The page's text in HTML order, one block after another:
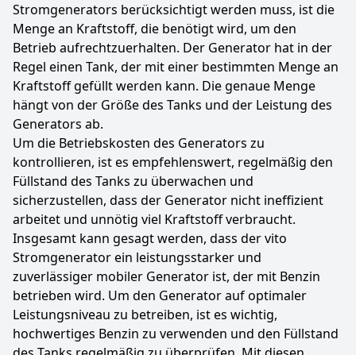
Stromgenerators berücksichtigt werden muss, ist die
Menge an Kraftstoff, die benötigt wird, um den
Betrieb aufrechtzuerhalten. Der Generator hat in der
Regel einen Tank, der mit einer bestimmten Menge an
Kraftstoff gefüllt werden kann. Die genaue Menge
hängt von der Größe des Tanks und der Leistung des
Generators ab.
Um die Betriebskosten des Generators zu
kontrollieren, ist es empfehlenswert, regelmäßig den
Füllstand des Tanks zu überwachen und
sicherzustellen, dass der Generator nicht ineffizient
arbeitet und unnötig viel Kraftstoff verbraucht.
Insgesamt kann gesagt werden, dass der vito
Stromgenerator ein leistungsstarker und
zuverlässiger mobiler Generator ist, der mit Benzin
betrieben wird. Um den Generator auf optimaler
Leistungsniveau zu betreiben, ist es wichtig,
hochwertiges Benzin zu verwenden und den Füllstand